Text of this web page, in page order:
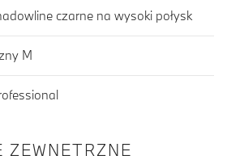
czarne na wysoki połysk
M
ZEWNĘTRZNE